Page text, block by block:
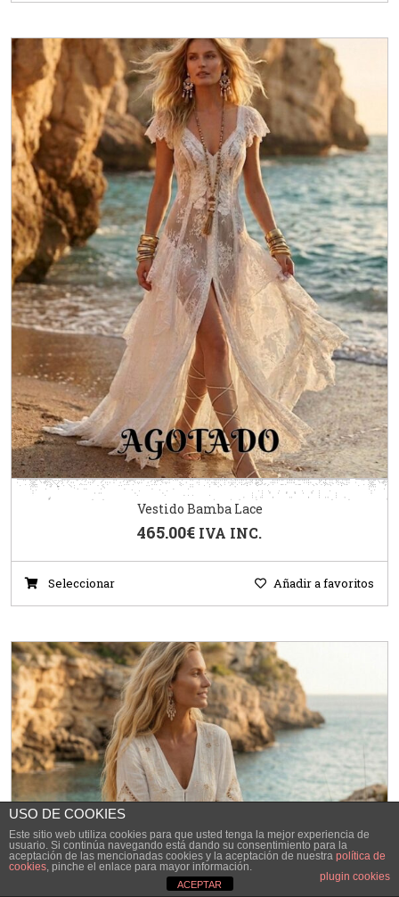
Vestido Bamba Lace
465.00€ IVA INC.
Seleccionar Añadir a favoritos
USO DE COOKIES
Este sitio web utiliza cookies para que usted tenga la mejor experiencia de
usuario. Si continúa navegando está dando su consentimiento para la
aceptación de las mencionadas cookies y la aceptación de nuestra política de
cookies, pinche el enlace para mayor información.
plugin cookies
ACEPTAR